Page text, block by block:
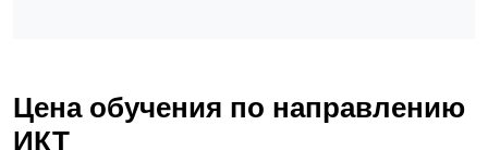
Цена обучения по направлению
ИКТ